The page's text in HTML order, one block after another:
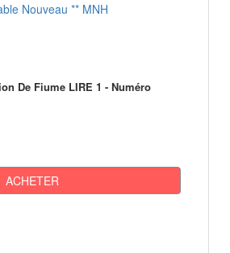
De Fiume LIRE 1 - Numéro
ACHETER